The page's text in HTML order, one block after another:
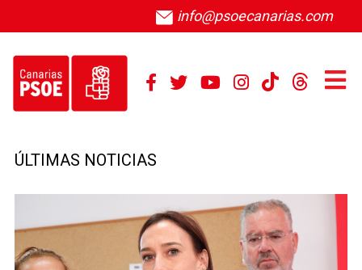
info@psoecanarias.com
ÚLTIMAS NOTICIAS